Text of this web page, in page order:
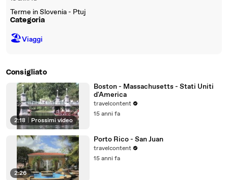
Terme in Slovenia - Ptuj
Categoria
🏖Viaggi
Consigliato
2:18 Prossimi video
Boston - Massachusetts - Stati Uniti
d'America
travelcontent
15 anni fa
2:26
Porto Rico - San Juan
travelcontent
15 anni fa